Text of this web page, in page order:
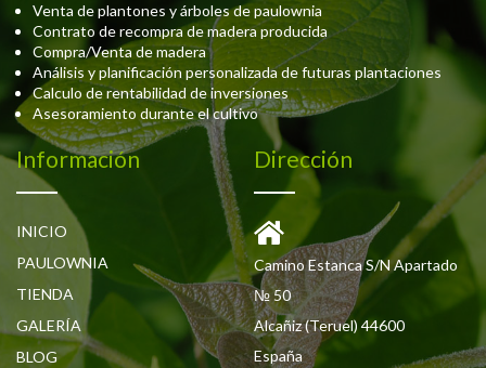
Venta de plantones y árboles de paulownia
Contrato de recompra de madera producida
Compra/Venta de madera
Análisis y planificación personalizada de futuras plantaciones
Calculo de rentabilidad de inversiones
Asesoramiento durante el cultivo
Información
INICIO
PAULOWNIA
TIENDA
GALERÍA
BLOG
Dirección
Camino Estanca S/N Apartado
№ 50
Alcañiz (Teruel) 44600
España